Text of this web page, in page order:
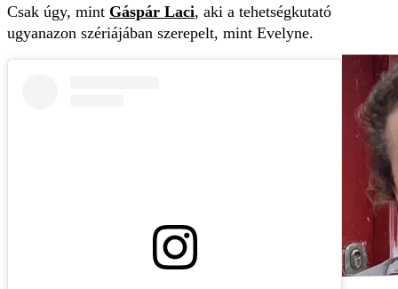
Csak úgy, mint Gáspár Laci, aki a tehetségkutató
ugyanazon szériájában szerepelt, mint Evelyne.